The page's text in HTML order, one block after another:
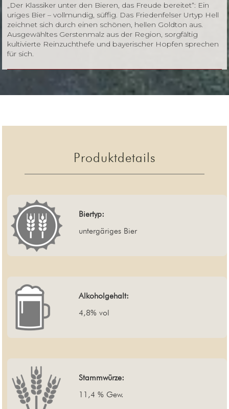
„Der Klassiker unter den Bieren, das Freude bereitet“: Ein
uriges Bier – vollmundig, süffig. Das Friedenfelser Urtyp Hell
zeichnet sich durch einen schönen, hellen Goldton aus.
Ausgewähltes Gerstenmalz aus der Region, sorgfältig
kultivierte Reinzuchthefe und bayerischer Hopfen sprechen
für sich.
Produktdetails
Biertyp:
untergäriges Bier
Alkoholgehalt:
4,8% vol
Stammwürze:
11,4 % Gew.